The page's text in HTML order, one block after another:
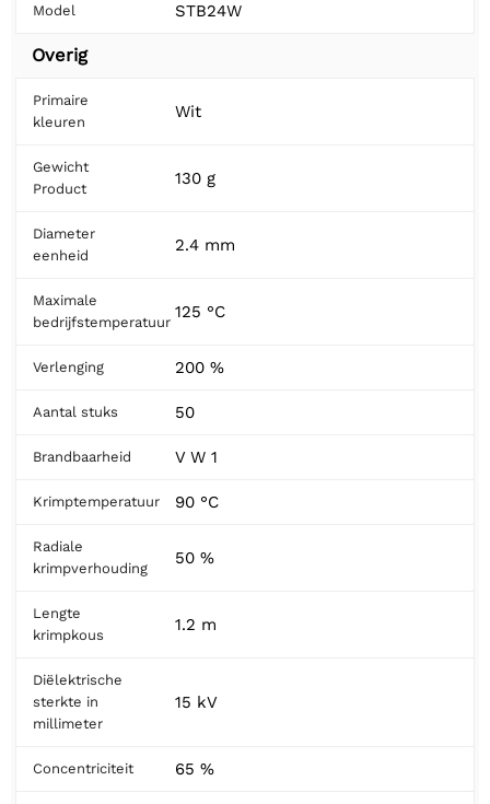
Model STB24W
Overig
Primaire
kleuren
Wit
Gewicht
Product
130 g
Diameter
eenheid
2.4 mm
Maximale
bedrijfstemperatuur
125 °C
Verlenging 200 %
Aantal stuks 50
Brandbaarheid V W 1
Krimptemperatuur 90 °C
Radiale
krimpverhouding
50 %
Lengte
krimpkous
1.2 m
Diëlektrische
sterkte in
millimeter
15 kV
Concentriciteit 65 %